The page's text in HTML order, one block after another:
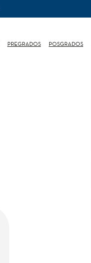
PREGRADOS POSGRADOS